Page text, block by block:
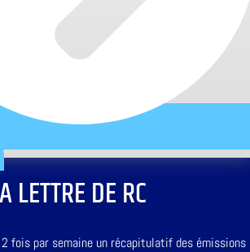
LETTRE DE RC
fois par semaine un récapitulatif des émissions